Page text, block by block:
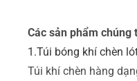
Các sản phẩm chúng
1.Túi bóng khí chèn
Túi khí chèn hàng